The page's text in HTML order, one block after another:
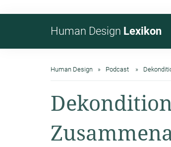
Human Design Lexikon
Human Design Podcast